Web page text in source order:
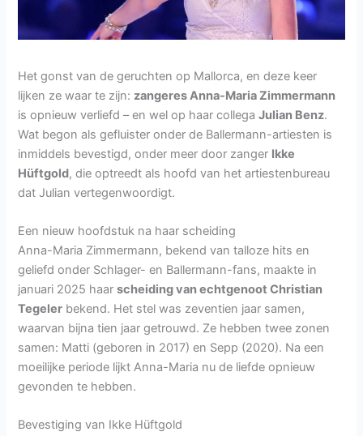
Het gonst van de geruchten op Mallorca, en deze keer
lijken ze waar te zijn: zangeres Anna-Maria Zimmermann
is opnieuw verliefd – en wel op haar collegaJulian Benz.
Wat begon als gefluister onder de Ballermann-artiesten is
inmiddels bevestigd, onder meer door zanger Ikke
Hüftgold, die optreedt als hoofd van het artiestenbureau
dat Julian vertegenwoordigt.
Een nieuw hoofdstuk na haar scheiding
Anna-Maria Zimmermann, bekend van talloze hits en
geliefd onder Schlager- en Ballermann-fans, maakte in
januari 2025 haarscheiding van echtgenoot Christian
Tegeler bekend. Het stel was zeventien jaar samen,
waarvan bijna tien jaar getrouwd. Ze hebben twee zonen
samen: Matti (geboren in 2017) en Sepp (2020). Na een
moeilijke periode lijkt Anna-Maria nu de liefde opnieuw
gevonden te hebben.
Bevestiging van Ikke Hüftgold